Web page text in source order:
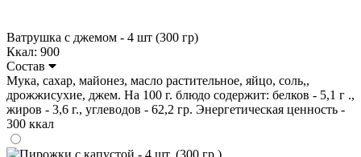
Ватрушка с джемом - 4 шт (300 гр)
Ккал: 900
Состав
Мука, сахар, майонез, масло растительное, яйцо, соль,,
дрожжисухие, джем. На 100 г. блюдо содержит: белков - 5,1 г .,
жиров - 3,6 г., углеводов - 62,2 гр. Энергетическая ценность -
300 ккал